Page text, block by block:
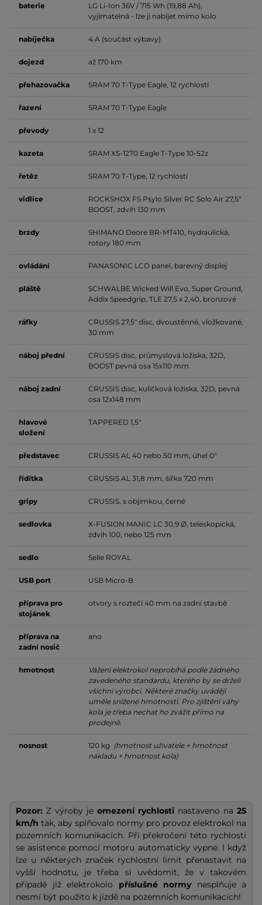
baterie
LG Li-Ion 36V / 715 Wh (19,88 Ah),
vyjímatelná - lze ji nabíjet mimo kolo
nabíječka 4 A (součást výbavy)
dojezd až 170 km
přehazovačka SRAM 70 T-Type Eagle, 12 rychlostí
řazení SRAM 70 T-Type Eagle
převody 1 x 12
kazeta SRAM XS-1270 Eagle T-Type 10-52z
řetěz SRAM 70 T-Type, 12 rychlostí
vidlice
ROCKSHOX FS Psylo Silver RC Solo Air 27,5"
BOOST, zdvih 130 mm
brzdy
SHIMANO Deore BR-MT410, hydraulická,
rotory 180 mm
ovládání PANASONIC LCD panel, barevný displej
pláště
SCHWALBE Wicked Will Evo, Super Ground,
Addix Speedgrip, TLE 27,5 x 2,40, bronzové
ráfky
CRUSSIS 27,5" disc, dvoustěnné, vložkované,
30 mm
náboj přední
CRUSSIS disc, průmyslová ložiska, 32D,
BOOST pevná osa 15x110 mm
náboj zadní
CRUSSIS disc, kuličková ložiska, 32D, pevná
osa 12x148 mm
hlavové
složení
TAPPERED 1,5"
představec CRUSSIS AL 40 nebo 50 mm, úhel 0°
řídítka CRUSSIS AL 31,8 mm, šířka 720 mm
gripy CRUSSIS, s objímkou, černé
sedlovka
X-FUSION MANIC LC 30,9 Ø, teleskopická,
zdvih 100, nebo 125 mm
sedlo Selle ROYAL
USB port USB Micro-B
příprava pro
stojánek
otvory s roztečí 40 mm na zadní stavbě
příprava na
zadní nosič
ano
hmotnost
Vážení elektrokol neprobíhá podle žádného
zavedeného standardu, kterého by se drželi
všichni výrobci. Některé značky uvádějí
uměle snížené hmotnosti. Pro zjištění váhy
kola je třeba nechat ho zvážit přímo na
prodejně.
nosnost 120 kg (hmotnost uživatele + hmotnost
nákladu + hmotnost kola)
Pozor: Z výroby je omezení rychlosti nastaveno na 25
km/h tak, aby splňovalo normy pro provoz elektrokol na
pozemních komunikacích. Při překročení této rychlosti
se asistence pomocí motoru automaticky vypne. I když
lze u některých značek rychlostní limit přenastavit na
vyšší hodnotu, je třeba si uvědomit, že v takovém
případě již elektrokolo příslušné normynesplňuje a
nesmí být použito k jízdě na pozemních komunikacích!